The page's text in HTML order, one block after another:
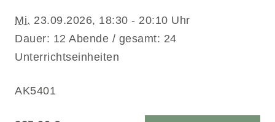
Mi. 23.09.2026, 18:30 - 20:10 Uhr
Dauer: 12 Abende / gesamt: 24
Unterrichtseinheiten
AK5401